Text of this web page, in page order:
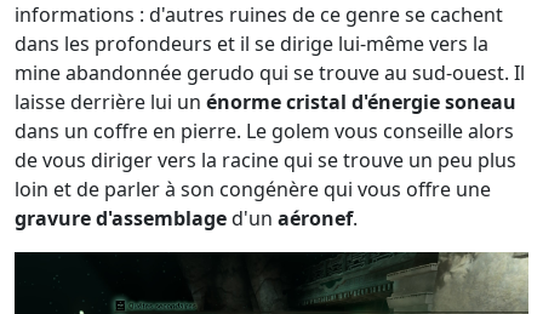
informations : d'autres ruines de ce genre se cachent
dans les profondeurs et il se dirige lui-même vers la
mine abandonnée gerudo qui se trouve au sud-ouest. Il
laisse derrière lui un énorme cristal d'énergie soneau
dans un coffre en pierre. Le golem vous conseille alors
de vous diriger vers la racine qui se trouve un peu plus
loin et de parler à son congénère qui vous offre une
gravure d'assemblaged'un aéronef.